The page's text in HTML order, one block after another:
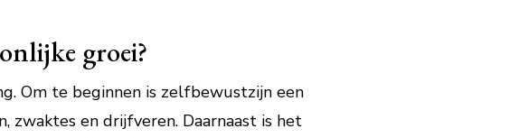
groei?
Om te beginnen is zelfbewustzijn een
zwaktes en drijfveren. Daarnaast is het